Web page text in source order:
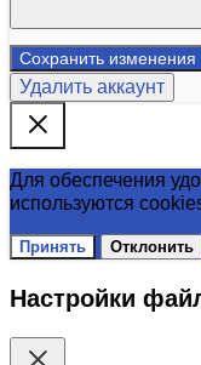
Сохранить изменения
Удалить аккаунт
Для обеспечения
используются
Принять Отклонить
Настройки